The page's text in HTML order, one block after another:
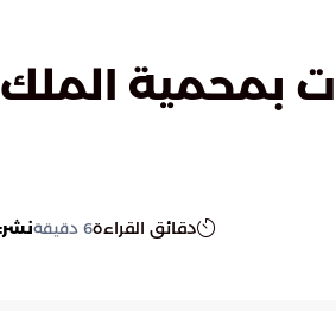
بمحمية الملك
دقائق القراءة6 دقيقةنشر: